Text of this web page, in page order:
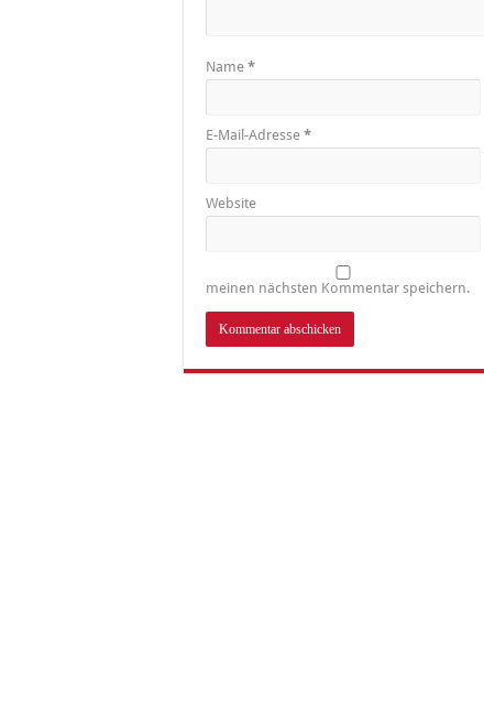
Name *
E-Mail-Adresse *
Website
meinen nächsten Kommentar speichern.